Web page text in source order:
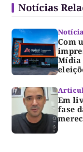
Notícias
Com
Mídia
Em
fase